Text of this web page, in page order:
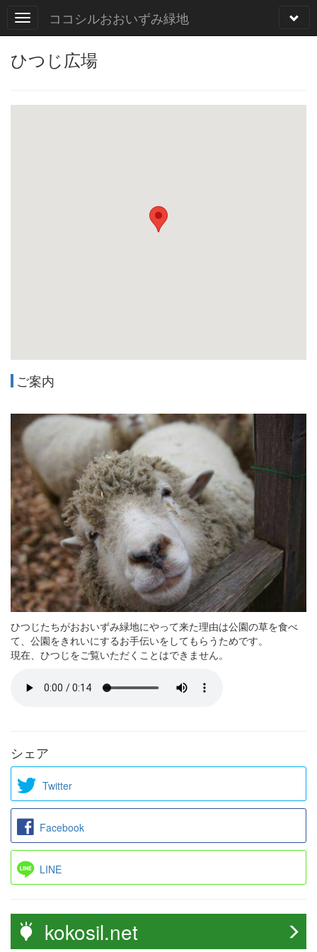
ココシルおおいずみ緑地
ひつじ広場
ご案内
ひつじたちがおおいずみ緑地にやって来た理由は公園の草を食べ
て、公園をきれいにするお手伝いをしてもらうためです。
現在、ひつじをご覧いただくことはできません。
シェア
Twitter
Facebook
LINE
kokosil.net